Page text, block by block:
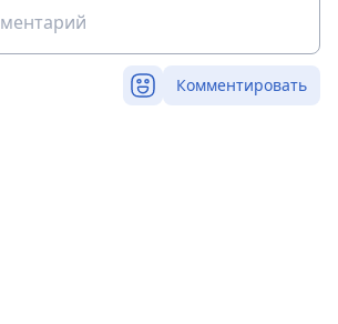
Комментировать